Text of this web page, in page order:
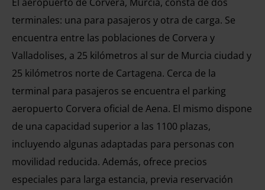
terminales: una para pasajeros y otra de carga. Se
encuentra entre las poblaciones de Corvera y
Valladolises, a 25 kilómetros al sur de Murcia ciudad y
25 kilómetros norte de Cartagena. Cerca de la
terminal para pasajeros se encuentra el parking
aeropuerto Corvera oficial de Aena. El mismo dispone
de una capacidad superior a las 1100 plazas,
incluyendo algunas adaptadas para personas con
movilidad reducida. Además, ofrece precios
especiales para larga estancia, previa reservación